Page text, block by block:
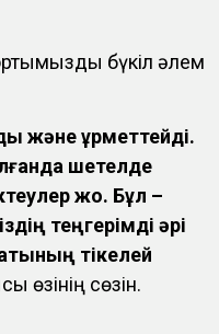
бүкіл әлем
және құрметтейді.
шетелде
жоқ. Бұл –
теңгерімді әрі
тікелей
өзінің сөзін.